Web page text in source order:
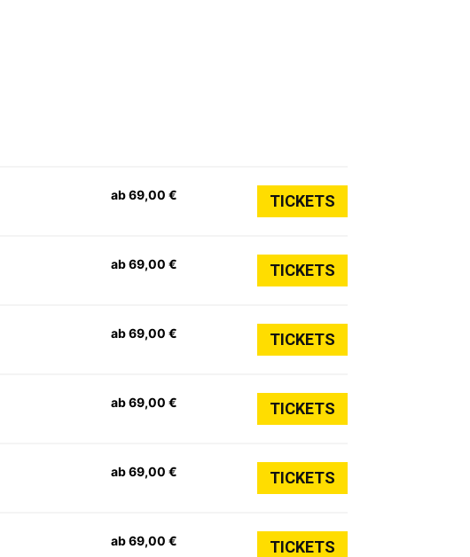
ab 69,00 € TICKETS
ab 69,00 € TICKETS
ab 69,00 € TICKETS
ab 69,00 € TICKETS
ab 69,00 € TICKETS
ab 69,00 € TICKETS